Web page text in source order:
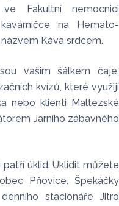
Fakultní nemocnici
na Hemato-
Káva srdcem.
vašim šálkem čaje,
kvízů, které využijí
nebo klienti Maltézské
Jarního zábavného
úklid. Uklidit můžete
Pňovice. Špekáčky
stacionáře Jitro